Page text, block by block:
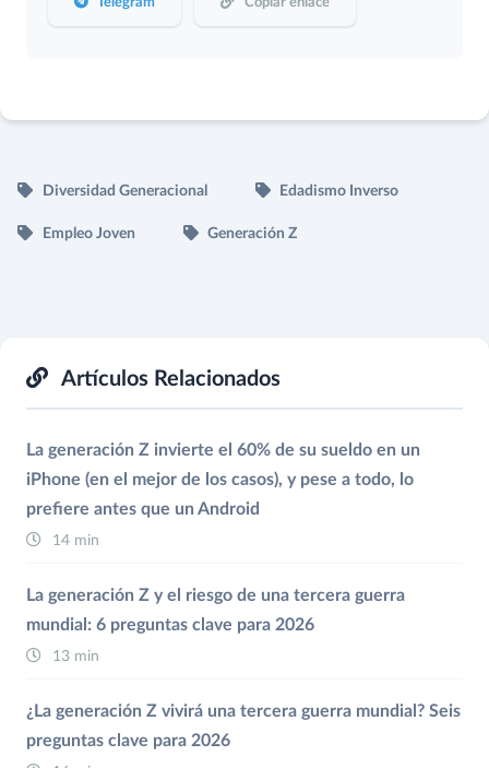
Diversidad Generacional Edadismo Inverso
Empleo Joven Generación Z
Artículos Relacionados
La generación Z invierte el 60% de su sueldo en un
iPhone (en el mejor de los casos), y pese a todo, lo
prefiere antes que un Android
14 min
La generación Z y el riesgo de una tercera guerra
mundial: 6 preguntas clave para 2026
13 min
¿La generación Z vivirá una tercera guerra mundial? Seis
preguntas clave para 2026